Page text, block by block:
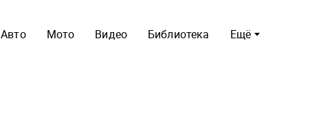
Ещё
Авто Мото Видео Библиотека